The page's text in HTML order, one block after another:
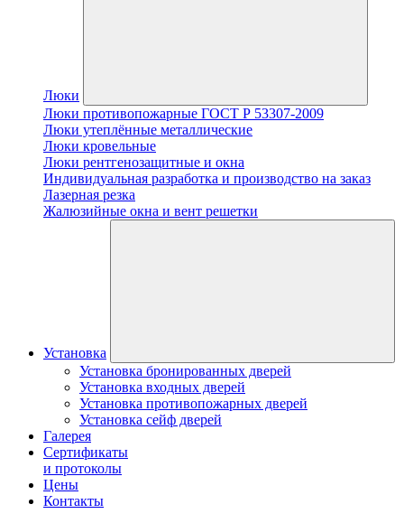
Люки
Люки противопожарные ГОСТ Р 53307-2009
Люки утеплённые металлические
Люки кровельные
Люки рентгенозащитные и окна
Индивидуальная разработка и производство на заказ
Лазерная резка
Жалюзийные окна и вент решетки
Установка
Установка бронированных дверей
Установка входных дверей
Установка противопожарных дверей
Установка сейф дверей
Галерея
Сертификаты
и протоколы
Цены
Контакты